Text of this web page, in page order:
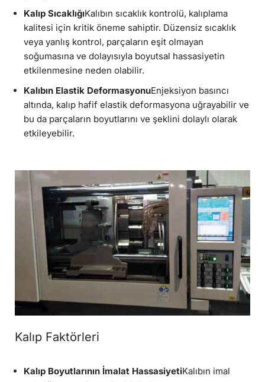
Kalıp SıcaklığıKalıbın sıcaklık kontrolü, kalıplama
kalitesi için kritik öneme sahiptir. Düzensiz sıcaklık
veya yanlış kontrol, parçaların eşit olmayan
soğumasına ve dolayısıyla boyutsal hassasiyetin
etkilenmesine neden olabilir.
Kalıbın Elastik DeformasyonuEnjeksiyon basıncı
altında, kalıp hafif elastik deformasyona uğrayabilir ve
bu da parçaların boyutlarını ve şeklini dolaylı olarak
etkileyebilir.
Kalıp Faktörleri
Kalıp Boyutlarının İmalat HassasiyetiKalıbın imal